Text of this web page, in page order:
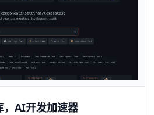
AI开发加速器